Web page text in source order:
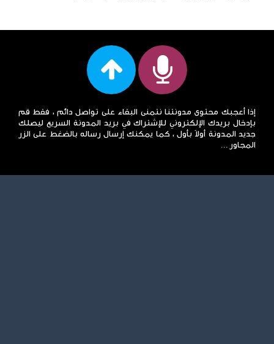
إذا أعجبك محتوى مدونتنا نتمنى البقاء على تواصل دائم ، فقط قم
بإدخال بريدك الإلكتروني للإشتراك في بريد المدونة السريع ليصلك
جديد المدونة أولاً بأول ، كما يمكنك إرسال رساله بالضغط على الزر
المجاور ...